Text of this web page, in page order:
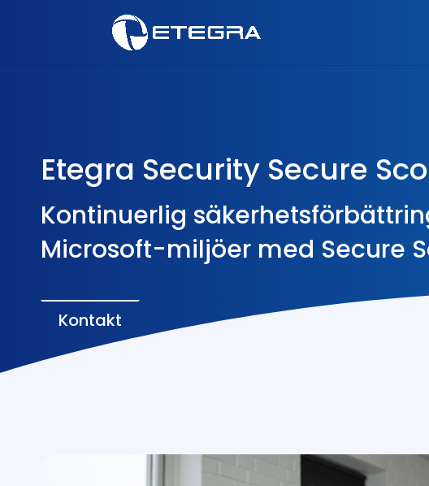
Etegra Security Secure
Kontinuerlig
Microsoft-miljöer med Secure
Kontakt